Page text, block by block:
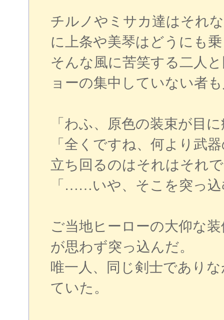
チルノやミサカ達はそれ
に上条や美琴はどうにも
そんな風に苦笑する二人
ョーの集中していない者
「わふ、原色の装束が目
「全くですね、何より武
立ち回るのはそれはそれ
「……いや、そこを突っ
ご当地ヒーローの大仰な
が思わず突っ込んだ。
唯一人、同じ剣士であり
ていた。